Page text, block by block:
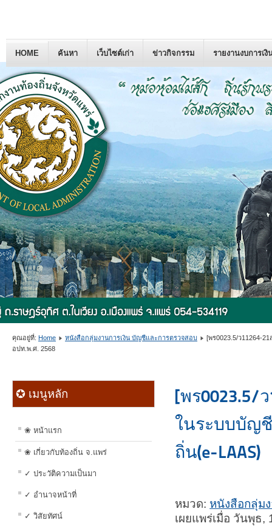
HOME ค้นหา เว็บไซต์เก่า ข่าวกิจกรรม รายงานงบการเงิ
คุณอยู่ที่: Home หนังสือกลุ่มงานการเงิน บัญชีและการตรวจสอบ
[พร0023.5/ว11264-
อปท.พ.ศ. 2568
✪ เมนูหลัก
❀ หน้าแรก
❀ เกี่ยวกับท้องถิ่น จ.แพร่
✓ ประวัติความเป็นมา
✓ อำนาจหน้าที่
✓ วิสัยทัศน์
[พร0023.5/
ในระบบบัญ
ถิ่น(e-LAAS)
หมวด: หนังสือกลุ่ม
เผยแพร่เมื่อ วันพุธ